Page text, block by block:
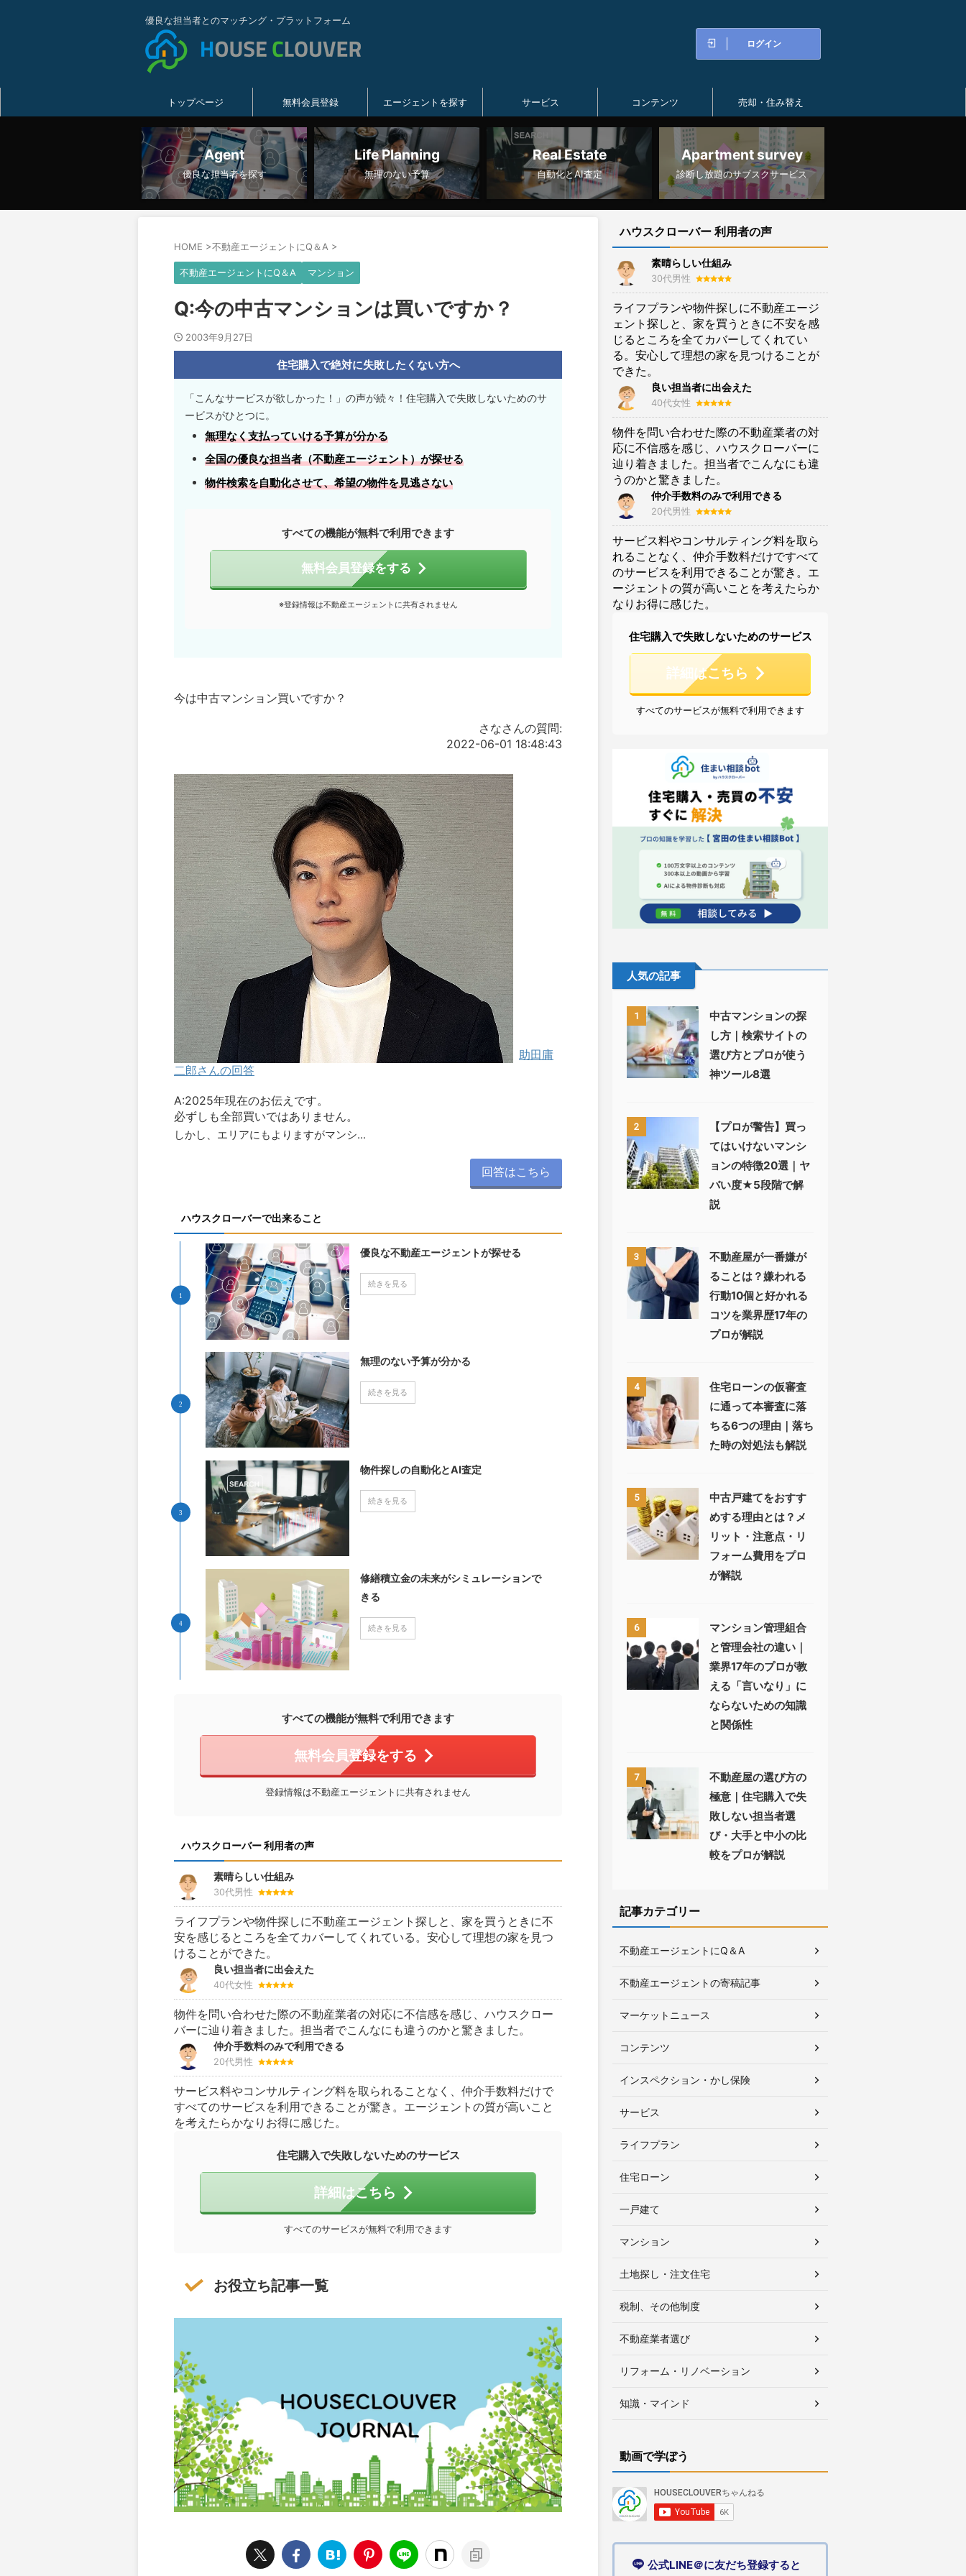
優良な担当者とのマッチング・プラットフォーム
ログイン
トップページ 無料会員登録 エージェントを探す サービス コンテンツ 売却・住み替え
Agent
優良な担当者を探す
Life Planning
無理のない予算
Real Estate
自動化とAI査定
Apartment survey
診断し放題のサブスクサービス
HOME >不動産エージェントにQ＆A >
不動産エージェントにQ＆A マンション
Q:今の中古マンションは買いですか？
2003年9月27日
住宅購入で絶対に失敗したくない方へ
「こんなサービスが欲しかった！」の声が続々！住宅購入で失敗しないためのサ
ービスがひとつに。
無理なく支払っていける予算が分かる
全国の優良な担当者（不動産エージェント）が探せる
物件検索を自動化させて、希望の物件を見逃さない
すべての機能が無料で利用できます
無料会員登録をする
※登録情報は不動産エージェントに共有されません
今は中古マンション買いですか？
さなさんの質問:
2022-06-01 18:48:43
助田庸
二郎さんの回答
A:2025年現在のお伝えです。
必ずしも全部買いではありません。
しかし、エリアにもよりますがマンシ...
回答はこちら
ハウスクローバーで出来ること
優良な不動産エージェントが探せる
続きを見る
無理のない予算が分かる
続きを見る
物件探しの自動化とAI査定
続きを見る
修繕積立金の未来がシミュレーションで
きる
続きを見る
すべての機能が無料で利用できます
無料会員登録をする
登録情報は不動産エージェントに共有されません
ハウスクローバー 利用者の声
素晴らしい仕組み
30代男性
ライフプランや物件探しに不動産エージェント探しと、家を買うときに不
安を感じるところを全てカバーしてくれている。安心して理想の家を見つ
けることができた。
良い担当者に出会えた
40代女性
物件を問い合わせた際の不動産業者の対応に不信感を感じ、ハウスクロー
バーに辿り着きました。担当者でこんなにも違うのかと驚きました。
仲介手数料のみで利用できる
20代男性
サービス料やコンサルティング料を取られることなく、仲介手数料だけで
すべてのサービスを利用できることが驚き。エージェントの質が高いこと
を考えたらかなりお得に感じた。
住宅購入で失敗しないためのサービス
詳細はこちら
すべてのサービスが無料で利用できます
お役立ち記事一覧
ハウスクローバー 利用者の声
素晴らしい仕組み
30代男性
ライフプランや物件探しに不動産エージ
ェント探しと、家を買うときに不安を感
じるところを全てカバーしてくれてい
る。安心して理想の家を見つけることが
できた。
良い担当者に出会えた
40代女性
物件を問い合わせた際の不動産業者の対
応に不信感を感じ、ハウスクローバーに
辿り着きました。担当者でこんなにも違
うのかと驚きました。
仲介手数料のみで利用できる
20代男性
サービス料やコンサルティング料を取ら
れることなく、仲介手数料だけですべて
のサービスを利用できることが驚き。エ
ージェントの質が高いことを考えたらか
なりお得に感じた。
住宅購入で失敗しないためのサービス
詳細はこちら
すべてのサービスが無料で利用できます
人気の記事
1
中古マンションの探
し方｜検索サイトの
選び方とプロが使う
神ツール8選
2
【プロが警告】買っ
てはいけないマンシ
ョンの特徴20選｜ヤ
バい度★5段階で解
説
3
不動産屋が一番嫌が
ることは？嫌われる
行動10個と好かれる
コツを業界歴17年の
プロが解説
4
住宅ローンの仮審査
に通って本審査に落
ちる6つの理由｜落ち
た時の対処法も解説
5
中古戸建てをおすす
めする理由とは？メ
リット・注意点・リ
フォーム費用をプロ
が解説
6
マンション管理組合
と管理会社の違い｜
業界17年のプロが教
える「言いなり」に
ならないための知識
と関係性
7
不動産屋の選び方の
極意｜住宅購入で失
敗しない担当者選
び・大手と中小の比
較をプロが解説
記事カテゴリー
不動産エージェントにQ＆A
不動産エージェントの寄稿記事
マーケットニュース
コンテンツ
インスペクション・かし保険
サービス
ライフプラン
住宅ローン
一戸建て
マンション
土地探し・注文住宅
税制、その他制度
不動産業者選び
リフォーム・リノベーション
知識・マインド
動画で学ぼう
公式LINE＠に友だち登録すると